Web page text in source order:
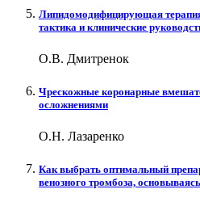
Липидомодифицирующая
тактика и клинические
О.В. Дмитренок
Чреcкожные коронарные
осложнениями
О.Н. Лазаренко
Как выбрать оптимальный
венозного тромбоза,